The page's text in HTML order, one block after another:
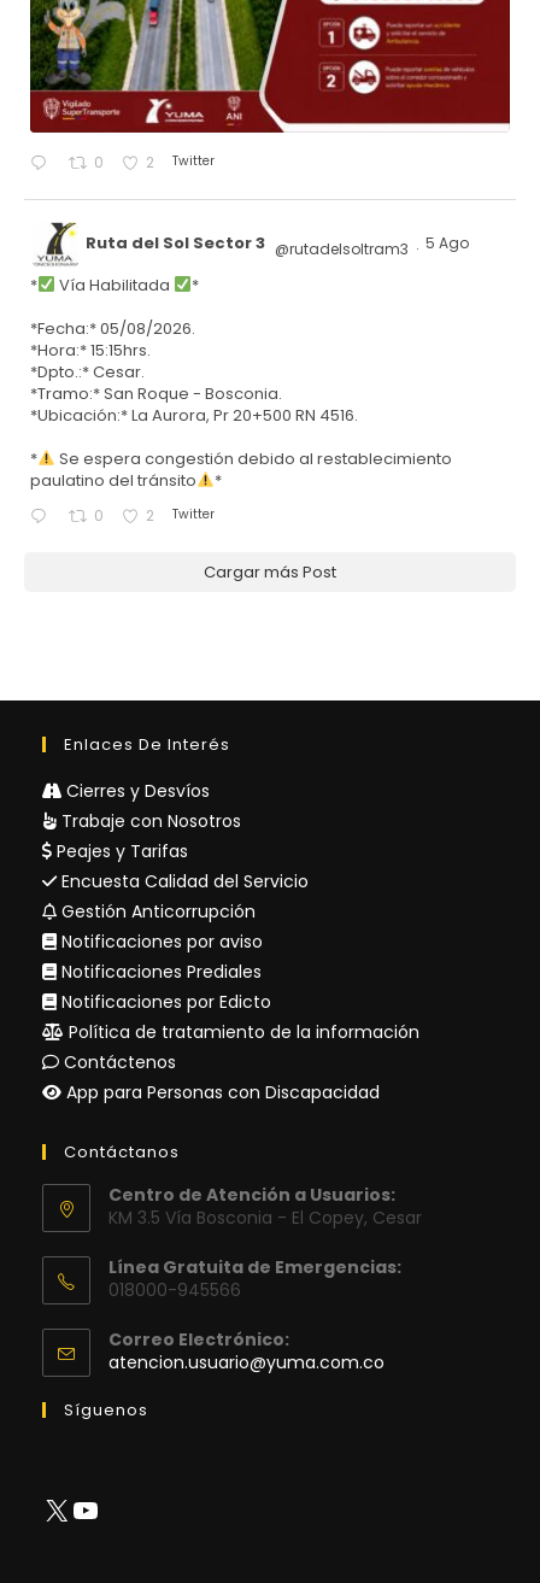
0 2 Twitter
Ruta del Sol Sector 3 @rutadelsoltram3 · 5 Ago
* Vía Habilitada
*
*Fecha:* 05/08/2026.
*Hora:* 15:15hrs.
*Dpto.:* Cesar.
*Tramo:* San Roque - Bosconia.
*Ubicación:* La Aurora, Pr 20+500 RN 4516.
*
Se espera congestión debido al restablecimiento
paulatino del tránsito
*
0 2 Twitter
Cargar más Post
Enlaces De Interés
Cierres y Desvíos
Trabaje con Nosotros
Peajes y Tarifas
Encuesta Calidad del Servicio
Gestión Anticorrupción
Notificaciones por aviso
Notificaciones Prediales
Notificaciones por Edicto
Política de tratamiento de la información
Contáctenos
App para Personas con Discapacidad
Contáctanos
Centro de Atención a Usuarios:
KM 3.5 Vía Bosconia - El Copey, Cesar
Línea Gratuita de Emergencias:
018000-945566
Correo Electrónico:
atencion.usuario@yuma.com.co
Síguenos
X YouTube